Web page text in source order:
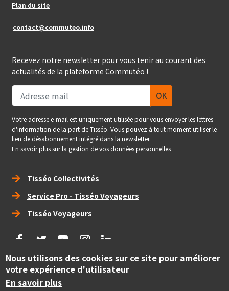
Plan du site
contact@commuteo.info
Recevez notre newsletter pour vous tenir au courant des
actualités de la plateforme Commutéo !
Votre adresse e-mail est uniquement utilisée pour vous envoyer les lettres
d'information de la part de Tisséo. Vous pouvez à tout moment utiliser le
lien de désabonnement intégré dans la newsletter.
En savoir plus sur la gestion de vos données personnelles
Right_footer
Tisséo Collectivités
Service Pro - Tisséo Voyageurs
Tisséo Voyageurs
social
Copyright
© Tisséo Collectivités 2020 - Autorité organisatrice des
mobilités de la grande agglomération toulousaine.
Nous utilisons des cookies sur ce site pour améliorer
votre expérience d'utilisateur
En savoir plus